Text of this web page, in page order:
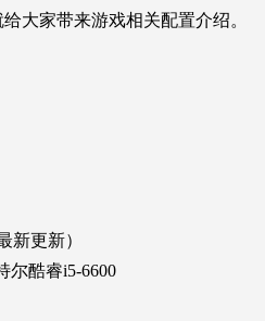
大家带来游戏相关配置介绍。
新更新）
尔酷睿i5-6600